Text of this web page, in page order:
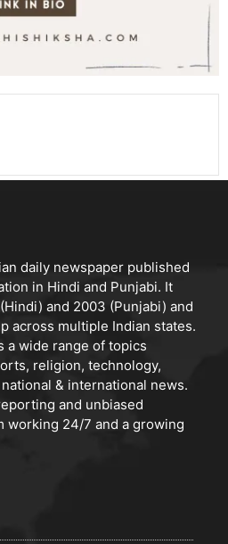
daily newspaper published
in Hindi and Punjabi. It
and 2003 (Punjabi) and
across multiple Indian states.
a wide range of topics
religion, technology,
& international news.
and unbiased
working 24/7 and a growing